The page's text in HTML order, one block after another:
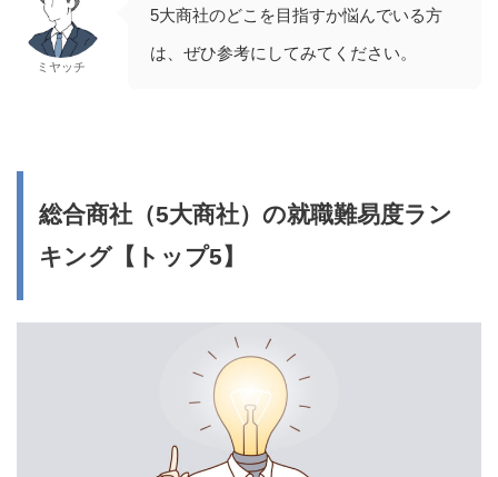
ミヤッチ
5大商社のどこを目指すか悩んでいる方
は、ぜひ参考にしてみてください。
総合商社（5大商社）の就職難易度ラン
キング【トップ5】